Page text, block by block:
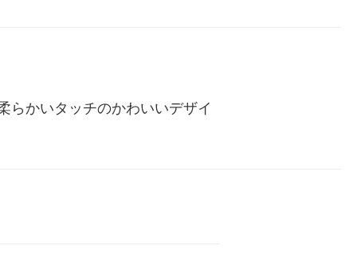
らかいタッチのかわいいデザイ